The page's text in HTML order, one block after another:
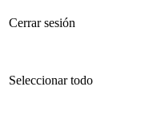
Cerrar sesión
Seleccionar todo